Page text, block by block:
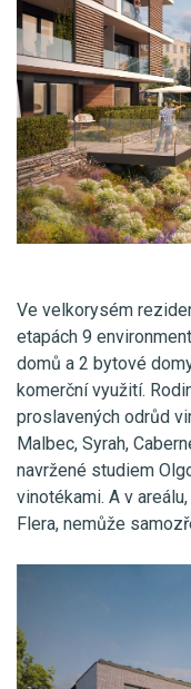
Ve velkorysém
etapách 9
domů a 2 bytové
komerční využití.
proslavených odrůd
Malbec, Syrah,
navržené studiem
vinotékami. A v
Flera, nemůže